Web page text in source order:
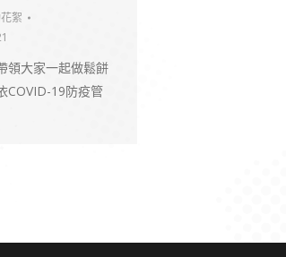
絮
領大家一起做鬆餅
COVID-19防疫管